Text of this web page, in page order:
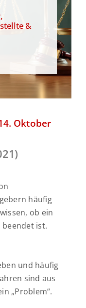
&
Oktober
häufig
ob ein
ist.
und häufig
sind aus
„Problem“.